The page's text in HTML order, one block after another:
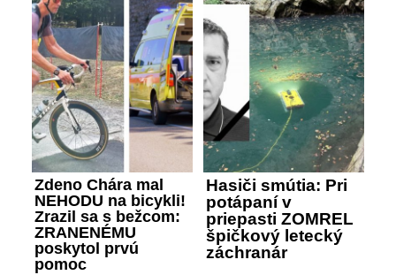
Zdeno Chára mal
NEHODU na bicykli!
Zrazil sa s bežcom:
ZRANENÉMU
poskytol prvú
pomoc
Hasiči smútia: Pri
potápaní v
priepasti ZOMREL
špičkový letecký
záchranár